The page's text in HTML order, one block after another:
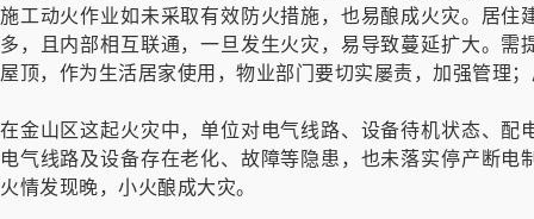
施工动火作业如未采取有效防火措施，也易酿成火灾。居
多，且内部相互联通，一旦发生火灾，易导致蔓延扩大。
屋顶，作为生活居家使用，物业部门要切实屡责，加强管理
在金山区这起火灾中，单位对电气线路、设备待机状态、
电气线路及设备存在老化、故障等隐患，也未落实停产断
火情发现晚，小火酿成大灾。